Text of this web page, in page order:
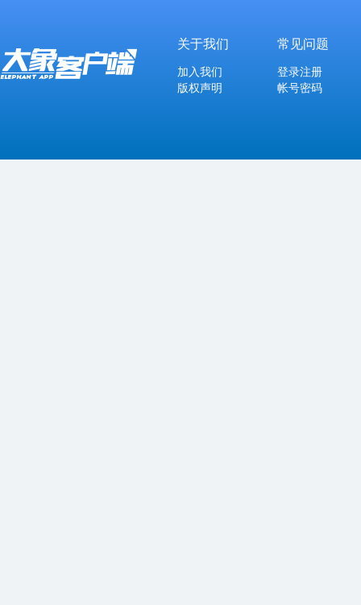
关于我们
加入我们
版权声明
常见问题
登录注册
帐号密码